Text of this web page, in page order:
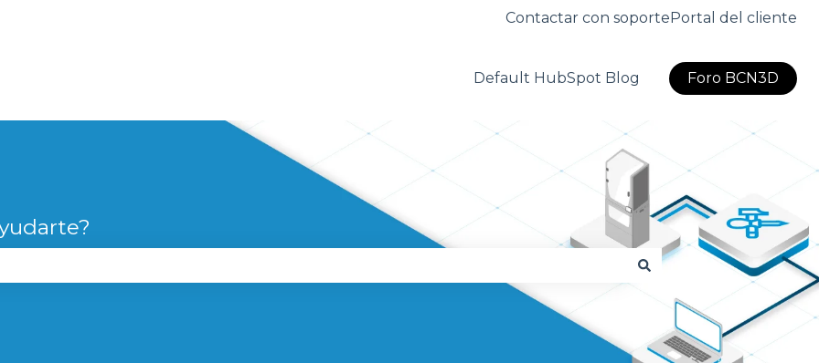
Contactar con soportePortal del cliente
Default HubSpot Blog Foro BCN3D
de búsqueda está vacío.